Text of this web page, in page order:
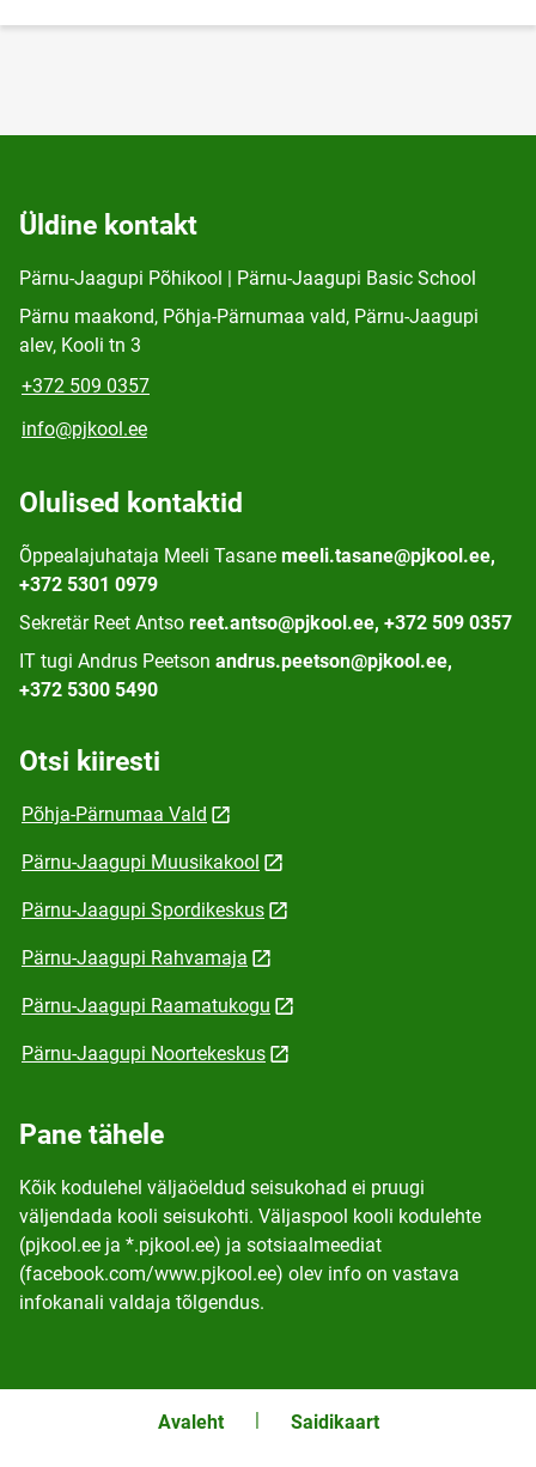
Üldine kontakt
Pärnu-Jaagupi Põhikool | Pärnu-Jaagupi Basic School
Pärnu maakond, Põhja-Pärnumaa vald, Pärnu-Jaagupi
alev, Kooli tn 3
+372 509 0357
info@pjkool.ee
Olulised kontaktid
Õppealajuhataja Meeli Tasane meeli.tasane@pjkool.ee,
+372 5301 0979
Sekretär Reet Antso reet.antso@pjkool.ee, +372 509 0357
IT tugi Andrus Peetson andrus.peetson@pjkool.ee,
+372 5300 5490
Otsi kiiresti
Põhja-Pärnumaa Vald
Pärnu-Jaagupi Muusikakool
Pärnu-Jaagupi Spordikeskus
Pärnu-Jaagupi Rahvamaja
Pärnu-Jaagupi Raamatukogu
Pärnu-Jaagupi Noortekeskus
Pane tähele
Kõik kodulehel väljaöeldud seisukohad ei pruugi
väljendada kooli seisukohti. Väljaspool kooli kodulehte
(pjkool.ee ja *.pjkool.ee) ja sotsiaalmeediat
(facebook.com/www.pjkool.ee) olev info on vastava
infokanali valdaja tõlgendus.
Avaleht Saidikaart